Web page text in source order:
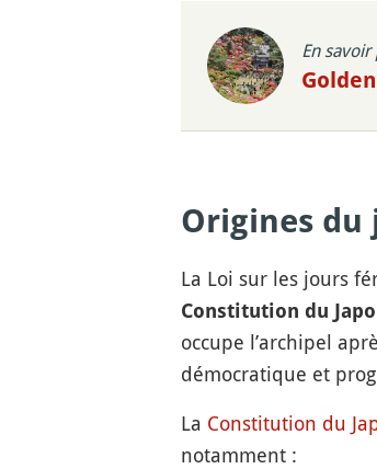
En savoir
Origines du
La Loi sur les jours
Constitution du
occupe l’archipel
démocratique et
La Constitution du
notamment :